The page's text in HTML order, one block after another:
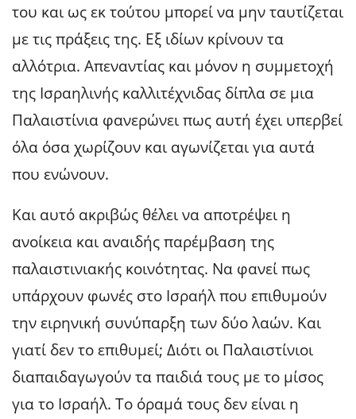
του και ως εκ τούτου μπορεί να μην ταυτίζεται
με τις πράξεις της. Εξ ιδίων κρίνουν τα
αλλότρια. Απεναντίας και μόνον η συμμετοχή
της Ισραηλινής καλλιτέχνιδας δίπλα σε μια
Παλαιστίνια φανερώνει πως αυτή έχει υπερβεί
όλα όσα χωρίζουν και αγωνίζεται για αυτά
που ενώνουν.
Και αυτό ακριβώς θέλει να αποτρέψει η
ανοίκεια και αναιδής παρέμβαση της
παλαιστινιακής κοινότητας. Να φανεί πως
υπάρχουν φωνές στο Ισραήλ που επιθυμούν
την ειρηνική συνύπαρξη των δύο λαών. Και
γιατί δεν το επιθυμεί; Διότι οι Παλαιστίνιοι
διαπαιδαγωγούν τα παιδιά τους με το μίσος
για το Ισραήλ. Το όραμά τους δεν είναι η